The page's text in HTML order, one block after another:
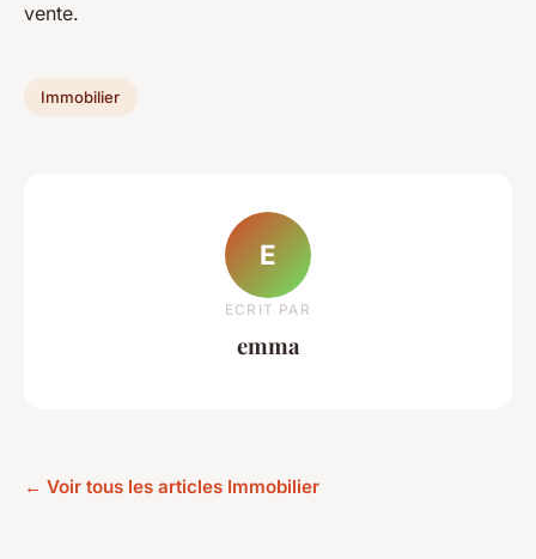
vente.
Immobilier
E
ECRIT PAR
emma
← Voir tous les articles Immobilier